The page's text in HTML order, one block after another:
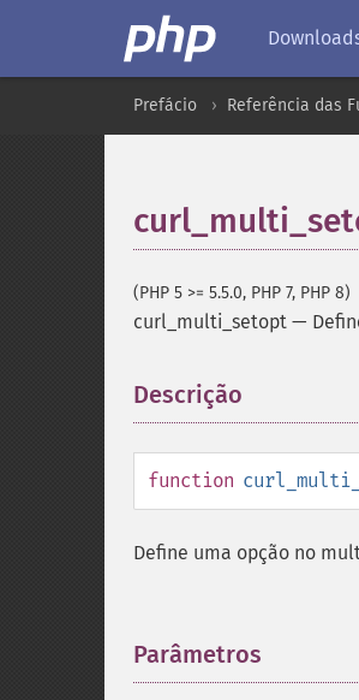
Prefácio Referência das
(PHP 5 >= 5.5.0, PHP 7, PHP 8)
curl_multi_setopt —
Descrição
function
Define uma opção no
Parâmetros